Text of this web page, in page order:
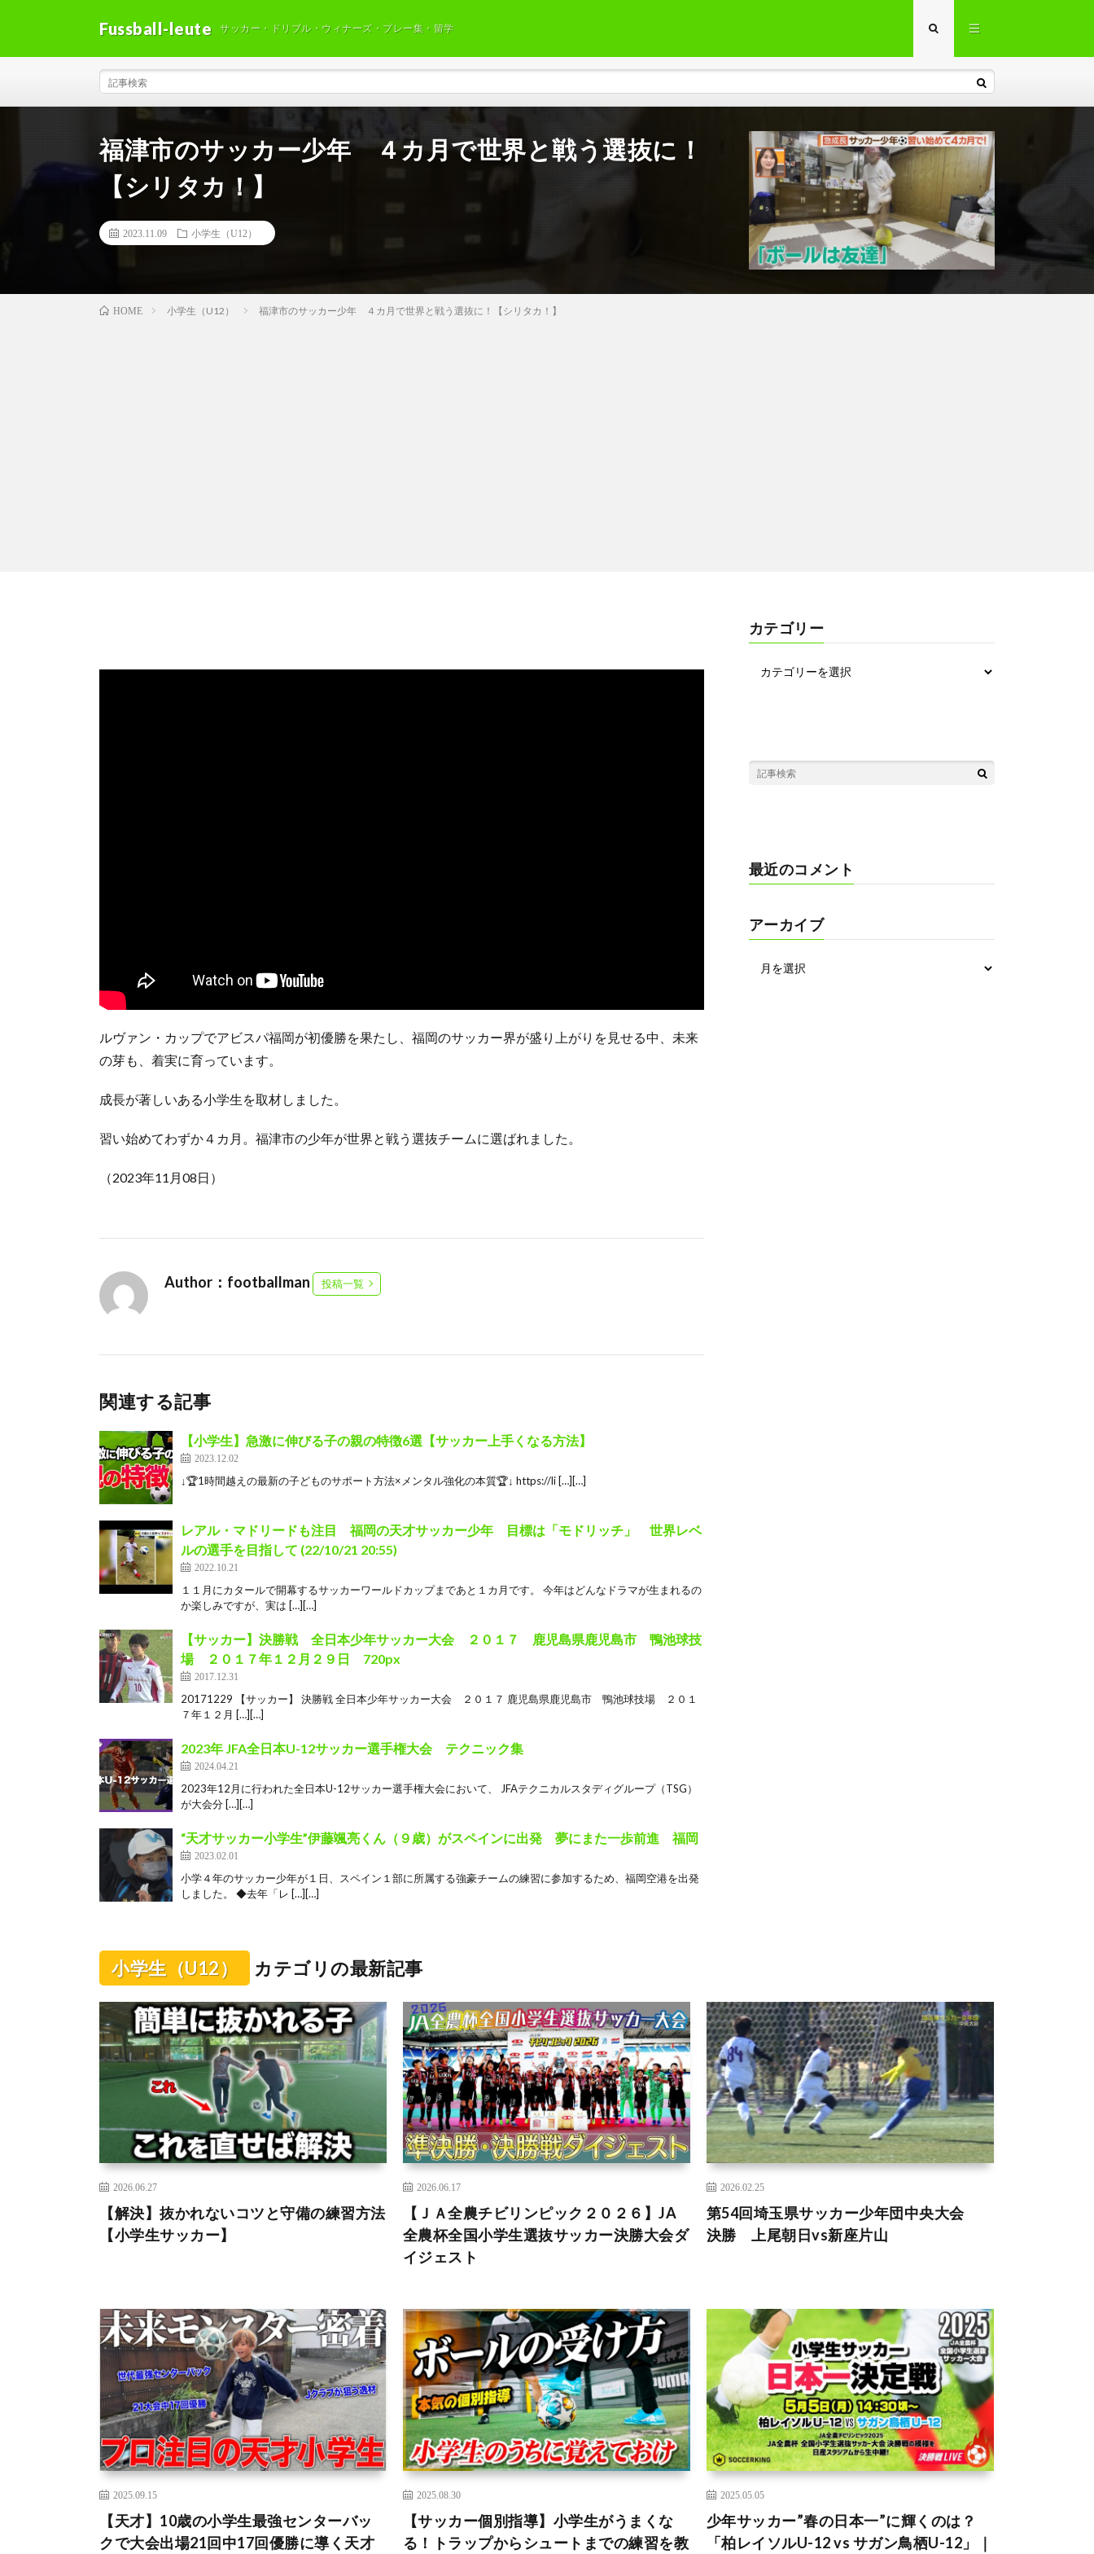
Fussball-leute サッカー・ドリブル・ウィナーズ・プレー集・留学
福津市のサッカー少年 ４カ月で世界と戦う選抜に！
【シリタカ！】
2023.11.09 小学生（U12）
HOME 小学生（U12） 福津市のサッカー少年 ４カ月で世界と戦う選抜に！【シリタカ！】
ルヴァン・カップでアビスパ福岡が初優勝を果たし、福岡のサッカー界が盛り上がりを見せる中、未来
の芽も、着実に育っています。
成長が著しいある小学生を取材しました。
習い始めてわずか４カ月。福津市の少年が世界と戦う選抜チームに選ばれました。
（2023年11月08日）
Author：footballman 投稿一覧
関連する記事
【小学生】急激に伸びる子の親の特徴6選【サッカー上手くなる方法】
2023.12.02
↓🏆1時間越えの最新の子どものサポート方法×メンタル強化の本質🏆↓ https://li […][…]
レアル・マドリードも注目 福岡の天才サッカー少年 目標は「モドリッチ」 世界レベ
ルの選手を目指して (22/10/21 20:55)
2022.10.21
１１月にカタールで開幕するサッカーワールドカップまであと１カ月です。 今年はどんなドラマが生まれるの
か楽しみですが、実は […][…]
【サッカー】決勝戦 全日本少年サッカー大会 ２０１７ 鹿児島県鹿児島市 鴨池球技
場 ２０１７年１２月２９日 720px
2017.12.31
20171229 【サッカー】 決勝戦 全日本少年サッカー大会 ２０１７ 鹿児島県鹿児島市 鴨池球技場 ２０１
７年１２月 […][…]
2023年 JFA全日本U-12サッカー選手権大会 テクニック集
2024.04.21
2023年12月に行われた全日本U-12サッカー選手権大会において、 JFAテクニカルスタディグループ（TSG）
が大会分 […][…]
“天才サッカー小学生”伊藤颯亮くん（９歳）がスペインに出発 夢にまた一歩前進 福岡
2023.02.01
小学４年のサッカー少年が１日、スペイン１部に所属する強豪チームの練習に参加するため、福岡空港を出発
しました。 ◆去年「レ […][…]
カテゴリー
最近のコメント
アーカイブ
小学生（U12） カテゴリの最新記事
2026.06.27
【解決】抜かれないコツと守備の練習方法
【小学生サッカー】
2026.06.17
【ＪＡ全農チビリンピック２０２６】JA
全農杯全国小学生選抜サッカー決勝大会ダ
イジェスト
2026.02.25
第54回埼玉県サッカー少年団中央大会
決勝 上尾朝日vs新座片山
2025.09.15
【天才】10歳の小学生最強センターバッ
クで大会出場21回中17回優勝に導く天才
2025.08.30
【サッカー個別指導】小学生がうまくな
る！トラップからシュートまでの練習を教
2025.05.05
少年サッカー”春の日本一”に輝くのは？
「柏レイソルU-12 vs サガン鳥栖U-12」｜